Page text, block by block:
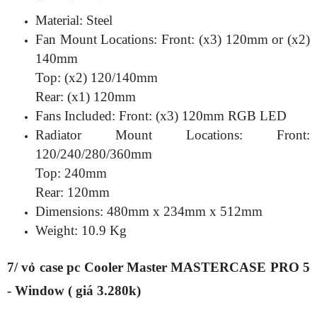
Material: Steel
Fan Mount Locations: Front: (x3) 120mm or (x2)
140mm
Top: (x2) 120/140mm
Rear: (x1) 120mm
Fans Included: Front: (x3) 120mm RGB LED
Radiator Mount Locations: Front:
120/240/280/360mm
Top: 240mm
Rear: 120mm
Dimensions: 480mm x 234mm x 512mm
Weight: 10.9 Kg
7/ vỏ case pc Cooler Master MASTERCASE PRO 5
- Window ( giá 3.280k)